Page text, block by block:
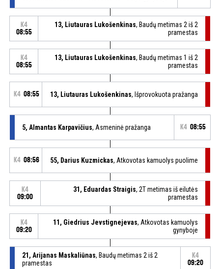
K4
08:55
13, Liutauras Lukošenkinas, Baudų metimas 2 iš 2
pramestas
K4
08:55
13, Liutauras Lukošenkinas, Baudų metimas 1 iš 2
pramestas
K4 08:55 13, Liutauras Lukošenkinas, Išprovokuota pražanga
5, Almantas Karpavičius, Asmeninė pražanga K4 08:55
K4 08:56 55, Darius Kuzmickas, Atkovotas kamuolys puolime
K4
09:00
31, Eduardas Straigis, 2T metimas iš eilutės
pramestas
K4
09:20
11, Giedrius Jevstignejevas, Atkovotas kamuolys
gynyboje
21, Arijanas Maskaliūnas, Baudų metimas 2 iš 2
pramestas
K4
09:20